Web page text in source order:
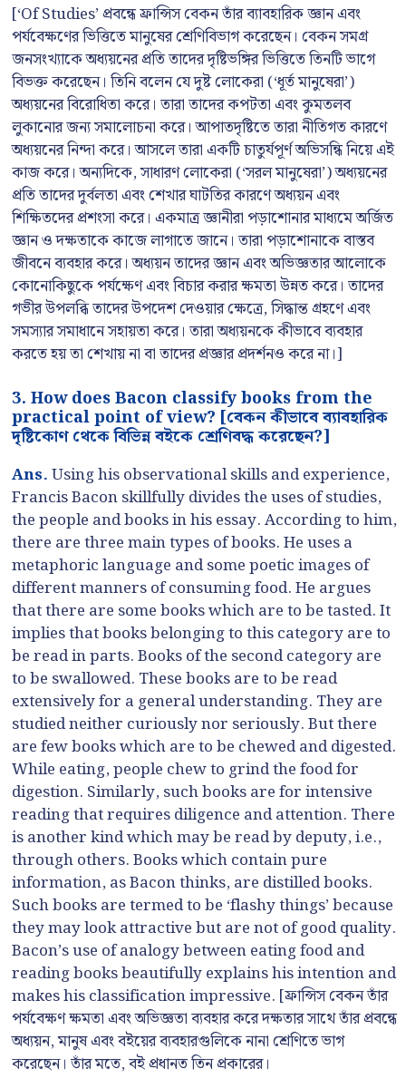
[‘Of Studies’ প্রবন্ধে ফ্রান্সিস বেকন তাঁর ব্যাবহারিক জ্ঞান এবং
পর্যবেক্ষণের ভিত্তিতে মানুষের শ্রেণিবিভাগ করেছেন। বেকন সমগ্র
জনসংখ্যাকে অধ্যয়নের প্রতি তাদের দৃষ্টিভঙ্গির ভিত্তিতে তিনটি ভাগে
বিভক্ত করেছেন। তিনি বলেন যে দুষ্ট লোকেরা (‘ধূর্ত মানুষেরা’)
অধ্যয়নের বিরোধিতা করে। তারা তাদের কপটতা এবং কুমতলব
লুকানোর জন্য সমালোচনা করে। আপাতদৃষ্টিতে তারা নীতিগত কারণে
অধ্যয়নের নিন্দা করে। আসলে তারা একটি চাতুর্যপূর্ণ অভিসন্ধি নিয়ে এই
কাজ করে। অন্যদিকে, সাধারণ লোকেরা (‘সরল মানুষেরা’) অধ্যয়নের
প্রতি তাদের দুর্বলতা এবং শেখার ঘাটতির কারণে অধ্যয়ন এবং
শিক্ষিতদের প্রশংসা করে। একমাত্র জ্ঞানীরা পড়াশোনার মাধ্যমে অর্জিত
জ্ঞান ও দক্ষতাকে কাজে লাগাতে জানে। তারা পড়াশোনাকে বাস্তব
জীবনে ব্যবহার করে। অধ্যয়ন তাদের জ্ঞান এবং অভিজ্ঞতার আলোকে
কোনোকিছুকে পর্যক্ষেণ এবং বিচার করার ক্ষমতা উন্নত করে। তাদের
গভীর উপলব্ধি তাদের উপদেশ দেওয়ার ক্ষেত্রে, সিদ্ধান্ত গ্রহণে এবং
সমস্যার সমাধানে সহায়তা করে। তারা অধ্যয়নকে কীভাবে ব্যবহার
করতে হয় তা শেখায় না বা তাদের প্রজ্ঞার প্রদর্শনও করে না।]
3. How does Bacon classify books from the
practical point of view? [বেকন কীভাবে ব্যাবহারিক
দৃষ্টিকোণ থেকে বিভিন্ন বইকে শ্রেণিবদ্ধ করেছেন?]
Ans.Using his observational skills and experience,
Francis Bacon skillfully divides the uses of studies,
the people and books in his essay. According to him,
there are three main types of books. He uses a
metaphoric language and some poetic images of
different manners of consuming food. He argues
that there are some books which are to be tasted. It
implies that books belonging to this category are to
be read in parts. Books of the second category are
to be swallowed. These books are to be read
extensively for a general understanding. They are
studied neither curiously nor seriously. But there
are few books which are to be chewed and digested.
While eating, people chew to grind the food for
digestion. Similarly, such books are for intensive
reading that requires diligence and attention. There
is another kind which may be read by deputy, i.e.,
through others. Books which contain pure
information, as Bacon thinks, are distilled books.
Such books are termed to be ‘flashy things’ because
they may look attractive but are not of good quality.
Bacon’s use of analogy between eating food and
reading books beautifully explains his intention and
makes his classification impressive. [ফ্রান্সিস বেকন তাঁর
পর্যবেক্ষণ ক্ষমতা এবং অভিজ্ঞতা ব্যবহার করে দক্ষতার সাথে তাঁর প্রবন্ধে
অধ্যয়ন, মানুষ এবং বইয়ের ব্যবহারগুলিকে নানা শ্রেণিতে ভাগ
করেছেন। তাঁর মতে, বই প্রধানত তিন প্রকারের।